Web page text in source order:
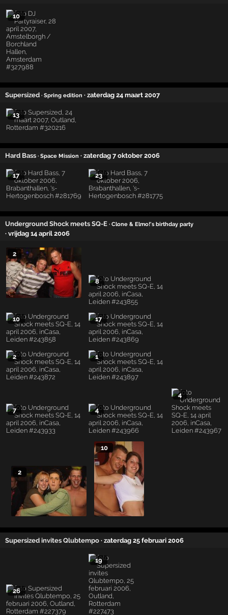
10
Supersized · Spring edition · zaterdag 24 maart 2007
13
Hard Bass · Space Mission · zaterdag 7 oktober 2006
17 23
Underground Shock meets SQ-E · Clone & Elmo!'s birthday party
· vrijdag 14 april 2006
2
8
10 17
2 1
7 4
4
2
10
Supersized invites Qlubtempo · zaterdag 25 februari 2006
26
19